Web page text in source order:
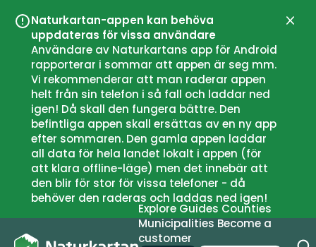
Naturkartan-appen kan behöva
uppdateras för vissa användare
Användare av Naturkartans app för Android
rapporterar i sommar att appen är seg mm.
Vi rekommenderar att man raderar appen
helt från sin telefon i så fall och laddar ned
igen! Då skall den fungera bättre. Den
befintliga appen skall ersättas av en ny app
efter sommaren. Den gamla appen laddar
all data för hela landet lokalt i appen (för
att klara offline-läge) men det innebär att
den blir för stor för vissa telefoner - då
behöver den raderas och laddas ned igen!
Close
Explore Guides Counties
Municipalities Become a
customer